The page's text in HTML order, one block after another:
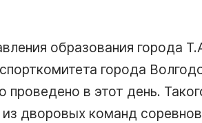
образования города
города
проведено в этот день.
дворовых команд